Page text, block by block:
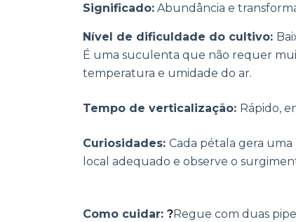
Significado: Abundância e
Nível de dificuldade do cultivo:
É uma suculenta que não requer
temperatura e umidade do ar.
Tempo de verticalização: Rápido,
Curiosidades: Cada pétala gera uma
local adequado e observe o
Como cuidar: ?Regue com duas